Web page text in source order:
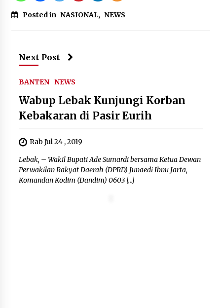
Posted in NASIONAL, NEWS
Next Post
BANTEN NEWS
Wabup Lebak Kunjungi Korban
Kebakaran di Pasir Eurih
Rab Jul 24 , 2019
Lebak, – Wakil Bupati Ade Sumardi bersama Ketua Dewan
Perwakilan Rakyat Daerah (DPRD) Junaedi Ibnu Jarta,
Komandan Kodim (Dandim) 0603 […]